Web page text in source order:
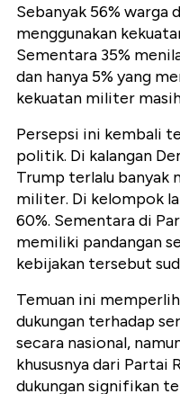
Sebanyak 56% warga
menggunakan
Sementara 35%
dan hanya 5% yang
kekuatan militer
Persepsi ini kembali
politik. Di kalangan
Trump terlalu banyak
militer. Di kelompok
60%. Sementara di
memiliki pandangan
kebijakan tersebut
Temuan ini
dukungan terhadap
secara nasional,
khususnya dari Partai
dukungan signifikan